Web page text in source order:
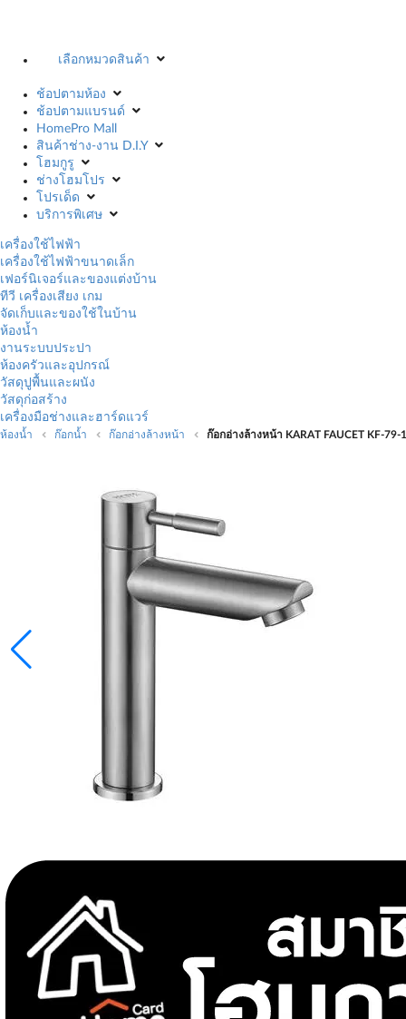
เลือกหมวดสินค้า
ช้อปตามห้อง
ช้อปตามแบรนด์
HomePro Mall
สินค้าช่าง-งาน D.I.Y
โฮมกูรู
ช่างโฮมโปร
โปรเด็ด
บริการพิเศษ
เครื่องใช้ไฟฟ้า
เครื่องใช้ไฟฟ้าขนาดเล็ก
เฟอร์นิเจอร์และของแต่งบ้าน
ทีวี เครื่องเสียง เกม
จัดเก็บและของใช้ในบ้าน
ห้องน้ำ
งานระบบประปา
ห้องครัวและอุปกรณ์
วัสดุปูพื้นและผนัง
วัสดุก่อสร้าง
เครื่องมือช่างและฮาร์ดแวร์
ห้องน้ำ ก๊อกน้ำ ก๊อกอ่างล้างหน้า ก๊อกอ่างล้างหน้า KARAT FAUCET KF-79-